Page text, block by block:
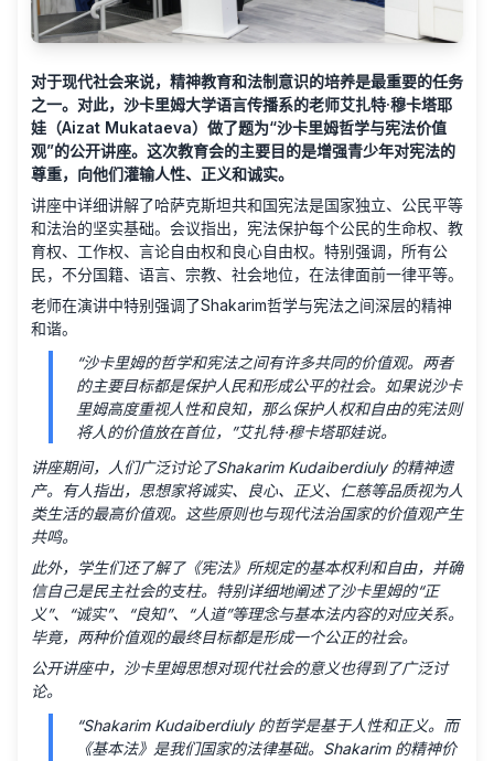
对于现代社会来说，精神教育和法制意识的培养是最重要的任务
之一。对此，沙卡里姆大学语言传播系的老师艾扎特·穆卡塔耶
娃（Aizat Mukataeva）做了题为“沙卡里姆哲学与宪法价值
观”的公开讲座。这次教育会的主要目的是增强青少年对宪法的
尊重，向他们灌输人性、正义和诚实。
讲座中详细讲解了哈萨克斯坦共和国宪法是国家独立、公民平等
和法治的坚实基础。会议指出，宪法保护每个公民的生命权、教
育权、工作权、言论自由权和良心自由权。特别强调，所有公
民，不分国籍、语言、宗教、社会地位，在法律面前一律平等。
老师在演讲中特别强调了Shakarim哲学与宪法之间深层的精神
和谐。
“沙卡里姆的哲学和宪法之间有许多共同的价值观。两者
的主要目标都是保护人民和形成公平的社会。如果说沙卡
里姆高度重视人性和良知，那么保护人权和自由的宪法则
将人的价值放在首位，”艾扎特·穆卡塔耶娃说。
讲座期间，人们广泛讨论了Shakarim Kudaiberdiuly 的精神遗
产。有人指出，思想家将诚实、良心、正义、仁慈等品质视为人
类生活的最高价值观。这些原则也与现代法治国家的价值观产生
共鸣。
此外，学生们还了解了《宪法》所规定的基本权利和自由，并确
信自己是民主社会的支柱。特别详细地阐述了沙卡里姆的“正
义”、“诚实”、“良知”、“人道”等理念与基本法内容的对应关系。
毕竟，两种价值观的最终目标都是形成一个公正的社会。
公开讲座中，沙卡里姆思想对现代社会的意义也得到了广泛讨
论。
“Shakarim Kudaiberdiuly 的哲学是基于人性和正义。而
《基本法》是我们国家的法律基础。Shakarim 的精神价